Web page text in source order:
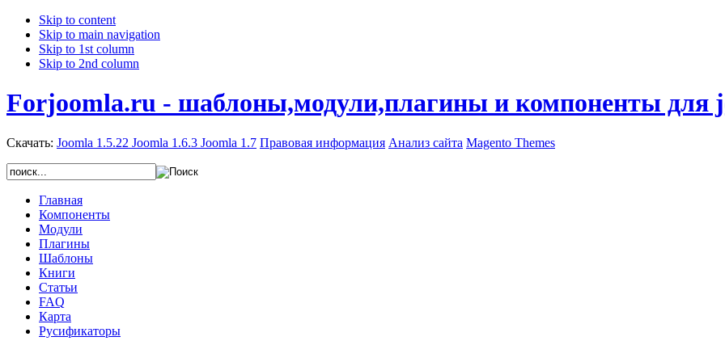
Skip to content
Skip to main navigation
Skip to 1st column
Skip to 2nd column
Forjoomla.ru - шаблоны,модули,плагины и компоненты для
Скачать: Joomla 1.5.22 Joomla 1.6.3 Joomla 1.7 Правовая информация Анализ сайта Magento Themes
Главная
Компоненты
Модули
Плагины
Шаблоны
Книги
Статьи
FAQ
Карта
Русификаторы